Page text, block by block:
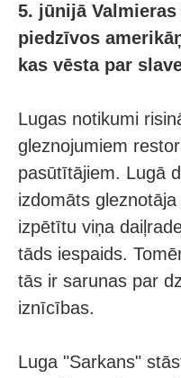
5. jūnijā
piedzīvos
kas vēsta par
Lugas notikumi
gleznojumiem
pasūtītājiem. Lugā
izdomāts
izpētītu viņa
tāds iespaids.
tās ir sarunas par
iznīcības.
Luga "Sarkans"